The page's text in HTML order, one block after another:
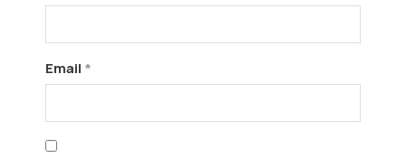
Email *